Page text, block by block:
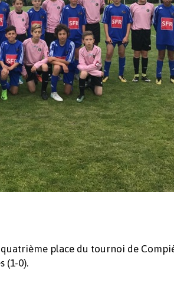
place du tournoi de
(1-0).